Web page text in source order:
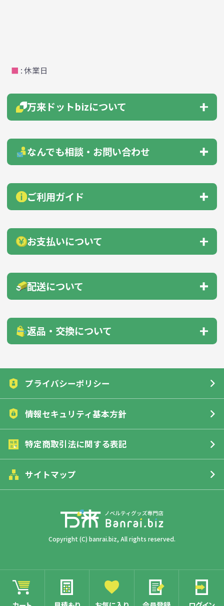
■ : 休業日
万来ドットbizについて
会社概要 はじめての方へ
よくあるご質問
なんでも相談・お問い合わせ
総合お問い合わせ 見積もりサポート
お急ぎ在庫確認依頼 サンプル貸出依頼
無料カタログ送付
ご利用ガイド
納品までの流れ 会員登録のすすめ
自動見積機能 商品の選び方
のし・包装
名入れガイド 印刷方法について
領収書ダウンロード
FAX注文について
お支払いについて
下記のいずれかの方法をお支払いください。
● 前払い（銀行振込・郵便振替）
配送について
配送先1箇所につき、30,000円以上（税抜）のご注文
で送料無料！
北海道
本州・四国・九州
1,000円
沖縄県、離島
返品・交換について
下記の場合は、商品到着後7日以内に一度ご連絡をくださ
い。返品・交換させていただきます。
ていない）の場合
■ご注文商品と違うものが届いた場合
■指定した名入れ、オリジナルの内容が異なっていた場合
プライバシーポリシー
情報セキュリティ基本方針
特定商取引法に関する表記
サイトマップ
Copyright (C) banrai.biz, All rights reserved.